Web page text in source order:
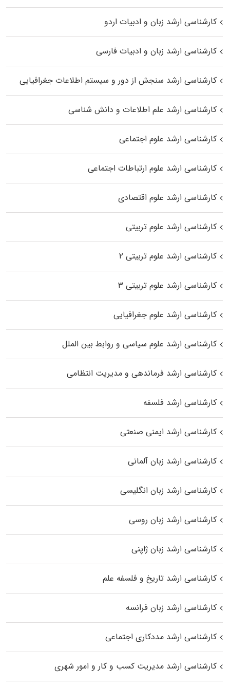
کارشناسی ارشد زبان و ادبیات اردو
کارشناسی ارشد زبان و ادبیات فارسی
کارشناسی ارشد سنجش از دور و سیستم اطلاعات جغرافیایی
کارشناسی ارشد علم اطلاعات و دانش شناسی
کارشناسی ارشد علوم اجتماعی
کارشناسی ارشد علوم ارتباطات اجتماعی
کارشناسی ارشد علوم اقتصادی
کارشناسی ارشد علوم تربیتی
کارشناسی ارشد علوم تربیتی ۲
کارشناسی ارشد علوم تربیتی ۳
کارشناسی ارشد علوم جغرافیایی
کارشناسی ارشد علوم سیاسی و روابط بین الملل
کارشناسی ارشد فرماندهی و مدیریت انتظامی
کارشناسی ارشد فلسفه
کارشناسی ارشد ایمنی صنعتی
کارشناسی ارشد زبان آلمانی
کارشناسی ارشد زبان انگلیسی
کارشناسی ارشد زبان روسی
کارشناسی ارشد زبان ژاپنی
کارشناسی ارشد تاریخ و فلسفه علم
کارشناسی ارشد زبان فرانسه
کارشناسی ارشد مددکاری اجتماعی
کارشناسی ارشد مدیریت کسب و کار و امور شهری